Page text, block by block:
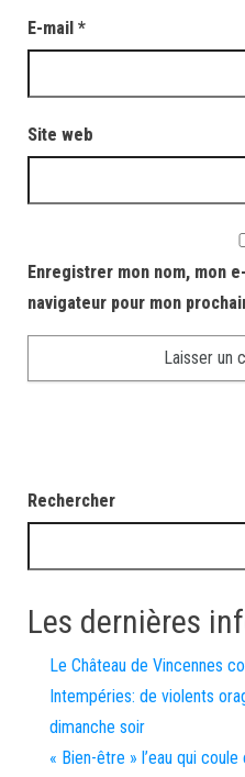
E-mail *
Site web
Enregistrer mon nom, mon
navigateur pour mon
Rechercher
Les dernières
Le Château de Vincennes
Intempéries: de violents
dimanche soir
« Bien-être » l’eau qui